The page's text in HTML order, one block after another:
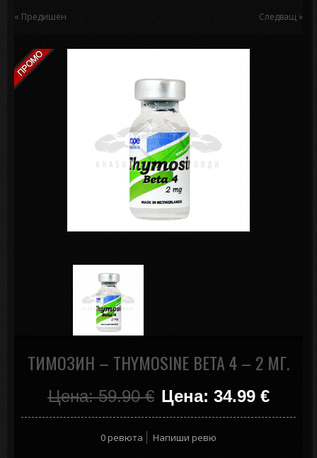
« Предишен
Следващ »
ТИМОЗИН – THYMOSINE BETA 4 – 2 МГ.
Цена: 59.90€ Цена: 34.99 €
0 ревюта Напиши ревю